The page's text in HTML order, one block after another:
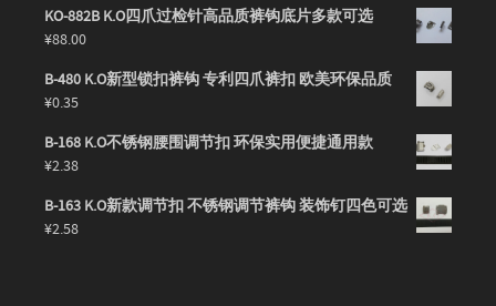
KO-882B K.O四爪过检针高品质裤钩底片多款可选
¥88.00
B-480 K.O新型锁扣裤钩 专利四爪裤扣 欧美环保品质
¥0.35
B-168 K.O不锈钢腰围调节扣 环保实用便捷通用款
¥2.38
B-163 K.O新款调节扣 不锈钢调节裤钩 装饰钉四色可选
¥2.58